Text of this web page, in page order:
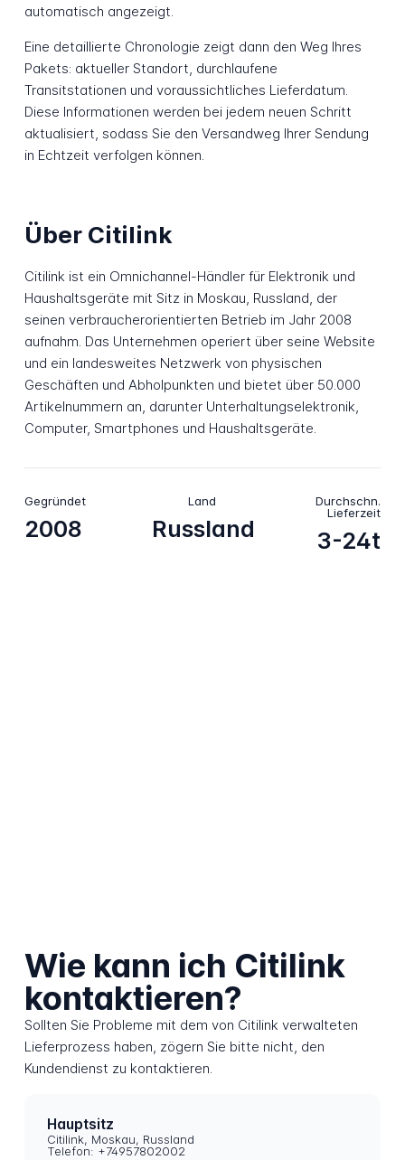
automatisch angezeigt.
Eine detaillierte Chronologie zeigt dann den Weg Ihres
Pakets: aktueller Standort, durchlaufene
Transitstationen und voraussichtliches Lieferdatum.
Diese Informationen werden bei jedem neuen Schritt
aktualisiert, sodass Sie den Versandweg Ihrer Sendung
in Echtzeit verfolgen können.
Über Citilink
Citilink ist ein Omnichannel-Händler für Elektronik und
Haushaltsgeräte mit Sitz in Moskau, Russland, der
seinen verbraucherorientierten Betrieb im Jahr 2008
aufnahm. Das Unternehmen operiert über seine Website
und ein landesweites Netzwerk von physischen
Geschäften und Abholpunkten und bietet über 50.000
Artikelnummern an, darunter Unterhaltungselektronik,
Computer, Smartphones und Haushaltsgeräte.
Gegründet
2008
Land
Russland
Durchschn.
Lieferzeit
3-24t
Wie kann ich Citilink
kontaktieren?
Sollten Sie Probleme mit dem von Citilink verwalteten
Lieferprozess haben, zögern Sie bitte nicht, den
Kundendienst zu kontaktieren.
Hauptsitz
Citilink, Moskau, Russland
Telefon: +74957802002